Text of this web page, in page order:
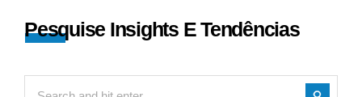
Pesquise Insights E Tendências